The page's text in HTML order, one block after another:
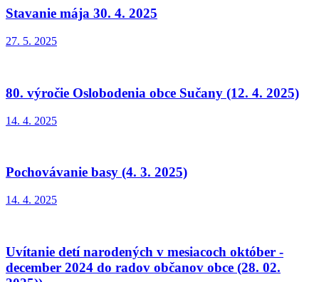
Stavanie mája 30. 4. 2025
27. 5. 2025
80. výročie Oslobodenia obce Sučany (12. 4. 2025)
14. 4. 2025
Pochovávanie basy (4. 3. 2025)
14. 4. 2025
Uvítanie detí narodených v mesiacoch október -
december 2024 do radov občanov obce (28. 02.